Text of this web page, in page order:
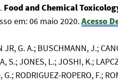
Food and Chemical
em: 06 maio 2020.Acesso
G. A.; BUSCHMANN, J.;
S.; JONES, L.; JOSHI, K.;
RODRIGUEZ-ROPERO, F.;